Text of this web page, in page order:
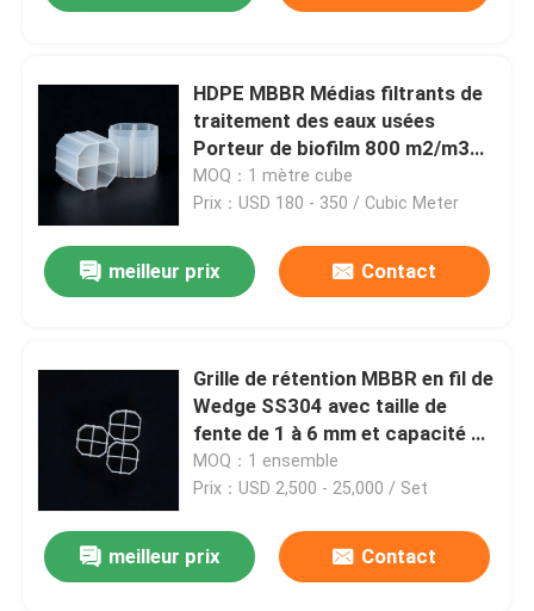
HDPE MBBR Médias filtrants de
traitement des eaux usées
Porteur de biofilm 800 m2/m3
Surface pour les plantes
d'Amérique latine
MOQ：1 mètre cube
Prix：USD 180 - 350 / Cubic Meter
meilleur prix Contact
Grille de rétention MBBR en fil de
Wedge SS304 avec taille de
fente de 1 à 6 mm et capacité de
débit de 50 à 5 000 m³/j pour la
séparation des supports de
MOQ：1 ensemble
Prix：USD 2,500 - 25,000 / Set
meilleur prix Contact